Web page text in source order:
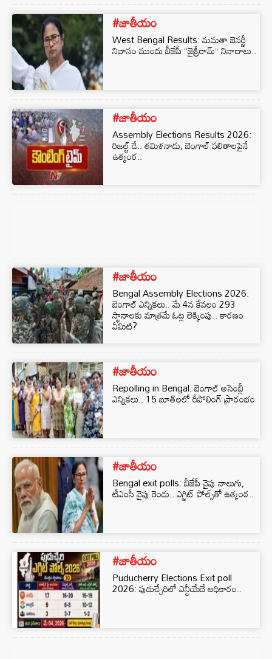
#జాతీయం
West Bengal Results: మమతా బెనర్జీ
నివాసం ముందు బీజేపీ ‘‘జైశ్రీరామ్’’ నినాదాలు..
#జాతీయం
Assembly Elections Results 2026:
రిజల్ట్ డే.. తమిళనాడు, బెంగాల్ ఫలితాలపైనే
ఉత్కంఠ..
#జాతీయం
Bengal Assembly Elections 2026:
బెంగాల్ ఎన్నికలు.. మే 4న కేవలం 293
స్థానాలకు మాత్రమే ఓట్ల లెక్కింపు.. కారణం
ఏమిటి?
#జాతీయం
Repolling in Bengal: బెంగాల్ అసెంబ్లీ
ఎన్నికలు.. 15 బూత్‌లలో రీపోలింగ్ ప్రారంభం
#జాతీయం
Bengal exit polls: బీజేపీ వైపు నాలుగు,
టీఎంసీ వైపు రెండు.. ఎగ్జిట్ పోల్స్‌తో ఉత్కంఠ..
#జాతీయం
Puducherry Elections Exit poll
2026: పుదుచ్చేరిలో ఎన్డీయేదే అధికారం..